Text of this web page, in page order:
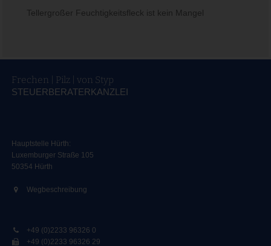
Tellergroßer Feuchtigkeitsfleck ist kein Mangel
Frechen | Pilz | von Styp
STEUERBERATERKANZLEI
Hauptstelle Hürth:
Luxemburger Straße 105
50354 Hürth
Wegbeschreibung
+49 (0)2233 96326 0
+49 (0)2233 96326 29